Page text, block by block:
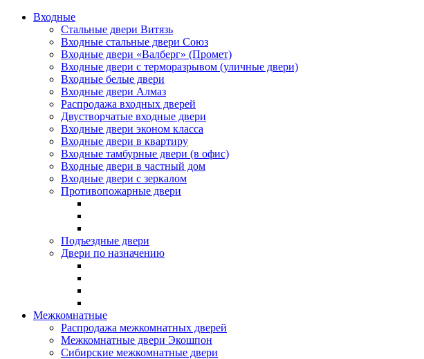
Входные
Стальные двери Витязь
Входные стальные двери Союз
Входные двери «Валберг» (Промет)
Входные двери с терморазрывом (уличные двери)
Входные белые двери
Входные двери Алмаз
Распродажа входных дверей
Двустворчатые входные двери
Входные двери эконом класса
Входные двери в квартиру
Входные тамбурные двери (в офис)
Входные двери в частный дом
Входные двери с зеркалом
Противопожарные двери
Подъездные двери
Двери по назначению
Межкомнатные
Распродажа межкомнатных дверей
Межкомнатные двери Экошпон
Сибирские межкомнатные двери